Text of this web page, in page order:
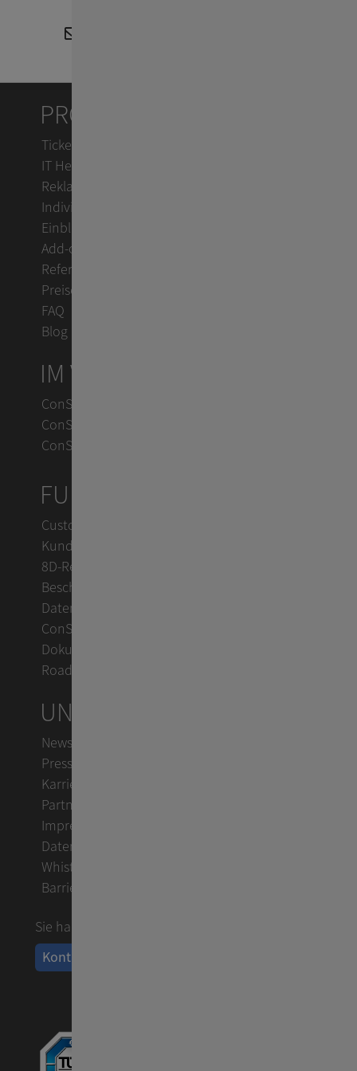
PRODUKTE
Ticketsystem
IT Helpdesk
Reklamationsmanagement
Individuelle Workflows
Einblicke
Add-ons
Referenzen
Preise
FAQ
Blog
IM VERGLEICH
ConSol CM vs. Zendesk
ConSol CM vs. Jira
ConSol CM vs. OTRS
FUNKTIONEN
Customer Service
Kundensupport mit KI
8D-Reports im Reklamationsmanagement
Beschwerdemanagement
Datenschutz mit ConSol CM
ConSol Support & Trainings
Dokumentation im TecDoc
Roadmap
UNTERNEHMEN
Newsletter
Presse
Karriere
Partner
Impressum
Datenschutz
Whistleblowing
Barrierefreiheit
Sie haben Fragen?
Kontakt aufnehmen